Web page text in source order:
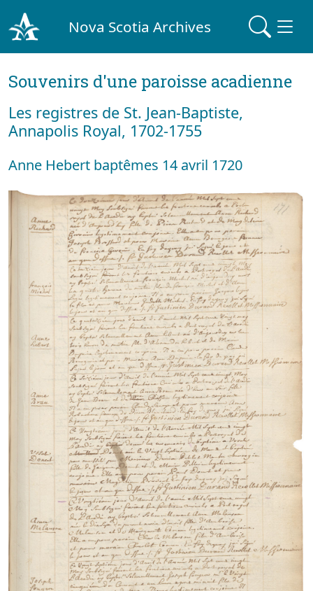
Nova Scotia Archives
Souvenirs d'une paroisse acadienne
Les registres de St. Jean-Baptiste,
Annapolis Royal, 1702-1755
Anne Hebert baptêmes 14 avril 1720